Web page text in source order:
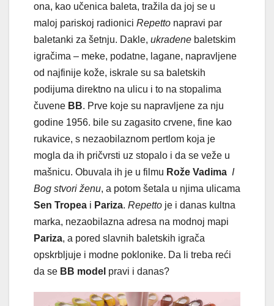
ona, kao učenica baleta, tražila da joj se u
maloj pariskoj radionici Repetto napravi par
baletanki za šetnju. Dakle, ukradene baletskim
igračima – meke, podatne, lagane, napravljene
od najfinije kože, iskrale su sa baletskih
podijuma direktno na ulicu i to na stopalima
čuvene BB. Prve koje su napravljene za nju
godine 1956. bile su zagasito crvene, fine kao
rukavice, s nezaobilaznom pertlom koja je
mogla da ih pričvrsti uz stopalo i da se veže u
mašnicu. Obuvala ih je u filmu Rože Vadima I
Bog stvori ženu, a potom šetala u njima ulicama
Sen Tropea i Pariza. Repetto je i danas kultna
marka, nezaobilazna adresa na modnoj mapi
Pariza, a pored slavnih baletskih igrača
opskrbljuje i modne poklonike. Da li treba reći
da se BB model pravi i danas?